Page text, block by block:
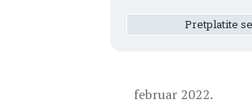
februar 2022.